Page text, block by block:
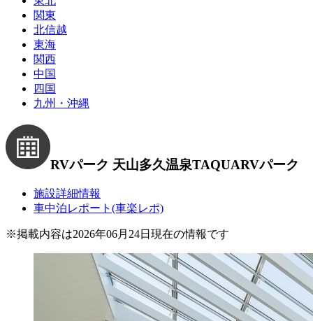
関東
北信越
東海
関西
中国
四国
九州・沖縄
RVパーク 天山多久温泉TAQUARVパーク
施設詳細情報
車中泊レポート(車楽レポ)
※掲載内容は2026年06月24日現在の情報です